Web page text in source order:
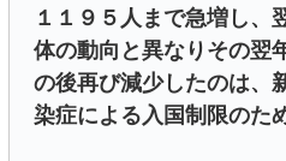
１１９５人まで急増し、
体の動向と異なりその翌
の後再び減少したのは、
染症による入国制限のた